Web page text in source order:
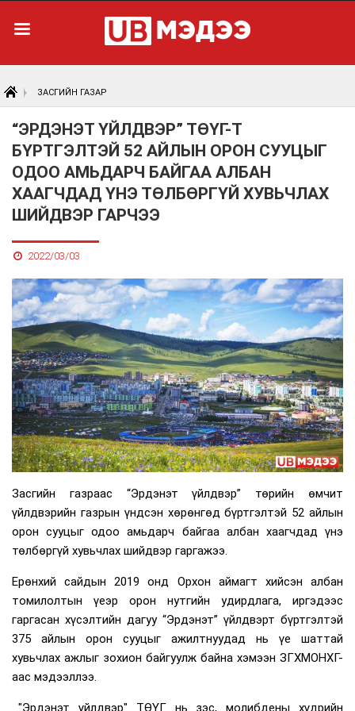
ЗАСГИЙН ГАЗАР
“ЭРДЭНЭТ ҮЙЛДВЭР” ТӨҮГ-Т
БҮРТГЭЛТЭЙ 52 АЙЛЫН ОРОН СУУЦЫГ
ОДОО АМЬДАРЧ БАЙГАА АЛБАН
ХААГЧДАД ҮНЭ ТӨЛБӨРГҮЙ ХУВЬЧЛАХ
ШИЙДВЭР ГАРЧЭЭ
2022/03/03
Засгийн газраас “Эрдэнэт үйлдвэр” төрийн өмчит
үйлдвэрийн газрын үндсэн хөрөнгөд бүртгэлтэй 52 айлын
орон сууцыг одоо амьдарч байгаа албан хаагчдад үнэ
төлбөргүй хувьчлах шийдвэр гаргажээ.
Ерөнхий сайдын 2019 онд Орхон аймагт хийсэн албан
томилолтын үеэр орон нутгийн удирдлага, иргэдээс
гаргасан хүсэлтийн дагуу “Эрдэнэт” үйлдвэрт бүртгэлтэй
375 айлын орон сууцыг ажилтнуудад нь үе шаттай
хувьчлах ажлыг зохион байгуулж байна хэмээн ЗГХМОНХГ-
аас мэдээллээ.
"Эрдэнэт үйлдвэр" ТӨҮГ нь зэс, молибдены хүдрийн